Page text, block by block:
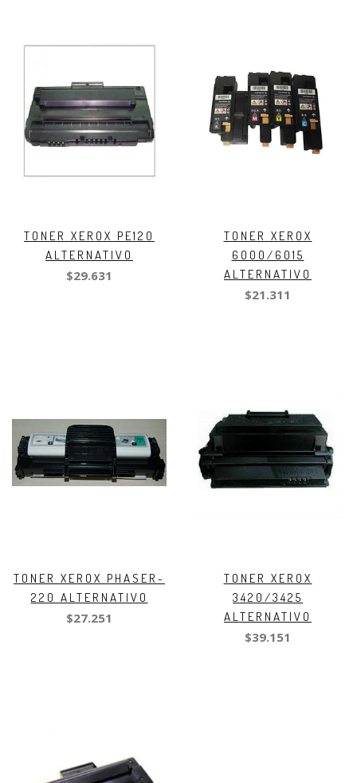
TONER XEROX PE120
ALTERNATIVO
$29.631
TONER XEROX
6000/6015
ALTERNATIVO
$21.311
TONER XEROX PHASER-
220 ALTERNATIVO
$27.251
TONER XEROX
3420/3425
ALTERNATIVO
$39.151